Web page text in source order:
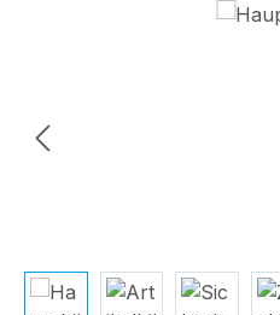
Bildergalerie überspringen